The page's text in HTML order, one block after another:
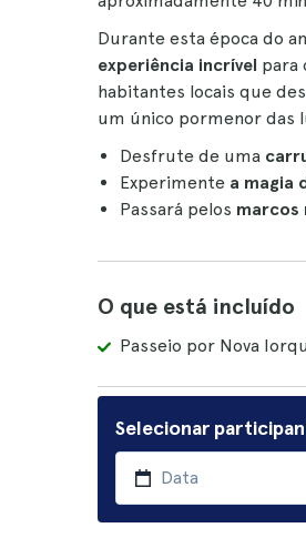
Durante esta época do
experiência incrível para
habitantes locais que
um único pormenor das
Desfrute de uma
Experimente a magia
Passará pelos marcos
O que está incluído
Passeio por Nova
Selecionar